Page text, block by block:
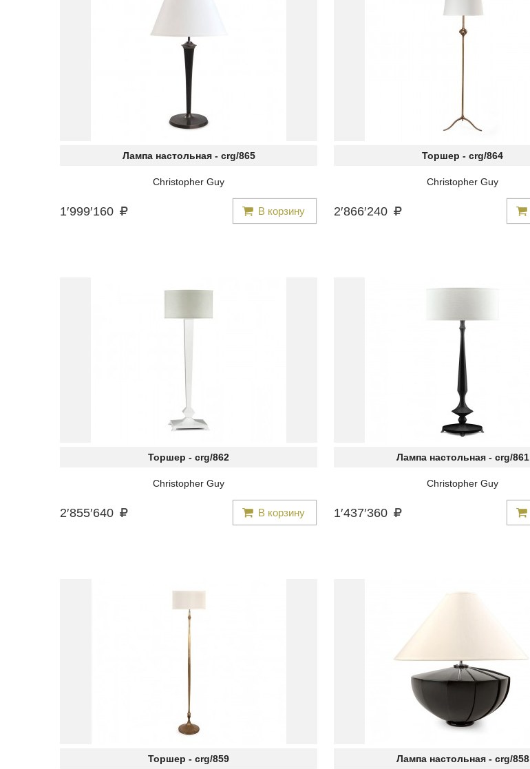
Лампа настольная - crg/865
Christopher Guy
1′999′160 В корзину
Торшер - crg/864
Christopher Guy
2′866′240
Торшер - crg/862
Christopher Guy
2′855′640 В корзину
Лампа настольная - crg/861
Christopher Guy
1′437′360
Торшер - crg/859 Лампа настольная - crg/858